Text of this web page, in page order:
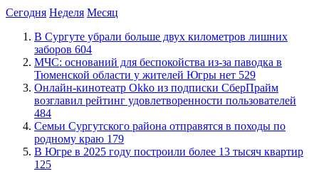
Сегодня Неделя Месяц
​В Сургуте убрали больше двух километров лишних
заборов 604
​МЧС: оснований для беспокойства из-за паводка в
Тюменской области у жителей Югры нет 529
​Онлайн-кинотеатр Okko из подписки СберПрайм
возглавил рейтинг удовлетворенности пользователей
484
​Семьи Сургутского района отправятся в походы по
родному краю 179
​В Югре в 2025 году построили более 13 тысяч квартир
125